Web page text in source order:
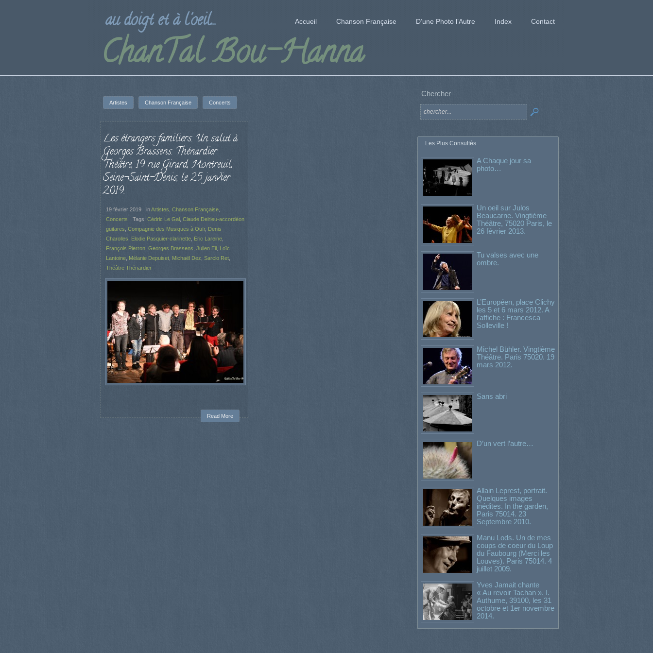
ChanTal Bou-Hanna
au doigt et à l'oeil... Accueil Chanson Française D’une Photo l’Autre Index Contact
Artistes Chanson Française Concerts
Les étrangers familiers. Un salut à
Georges Brassens. Thénardier
Théâtre, 19 rue Girard, Montreuil,
Seine-Saint-Denis, le 25 janvier
2019.
19 février 2019 inArtistes Chanson Française
Concerts
Tags: Cédric Le Gal Claude Delrieu-accordéon
guitares Compagnie des Musiques à Ouïr, Denis
Charolles
Elodie Pasquier-clarinette Eric Lareine
François Pierron Georges Brassens Julien Eil Loïc
Lantoine Mélanie Depuiset Michaël Dez Sarclo Ret
Théâtre Thénardier
Read More
Chercher
Les Plus Consultés
A Chaque jour sa
photo…
Un oeil sur Julos
Beaucarne. Vingtième
Théâtre, 75020 Paris, le
26 février 2013.
Tu valses avec une
ombre.
L’Européen, place Clichy
les 5 et 6 mars 2012. A
l’affiche : Francesca
Solleville !
Michel Bühler. Vingtième
Théâtre. Paris 75020. 19
mars 2012.
Sans abri
D’un vert l’autre…
Allain Leprest, portrait.
Quelques images
inédites. In the garden,
Paris 75014. 23
Septembre 2010.
Manu Lods. Un de mes
coups de coeur du Loup
du Faubourg (Merci les
Louves). Paris 75014. 4
juillet 2009.
Yves Jamait chante
« Au revoir Tachan ». I.
Authume, 39100, les 31
octobre et 1er novembre
2014.